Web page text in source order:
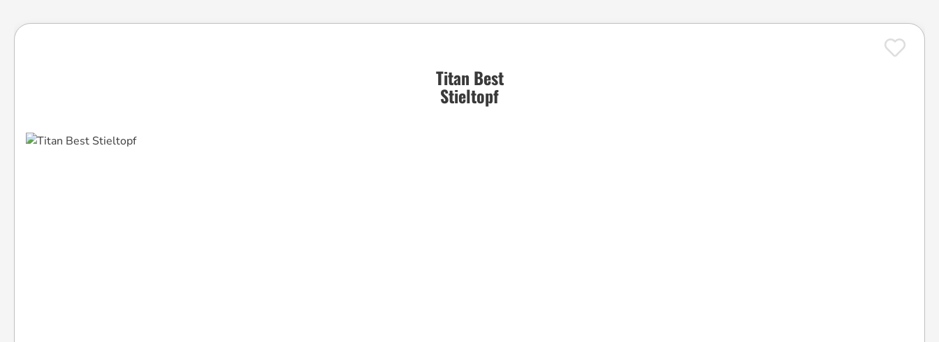
Titan Best
Stieltopf